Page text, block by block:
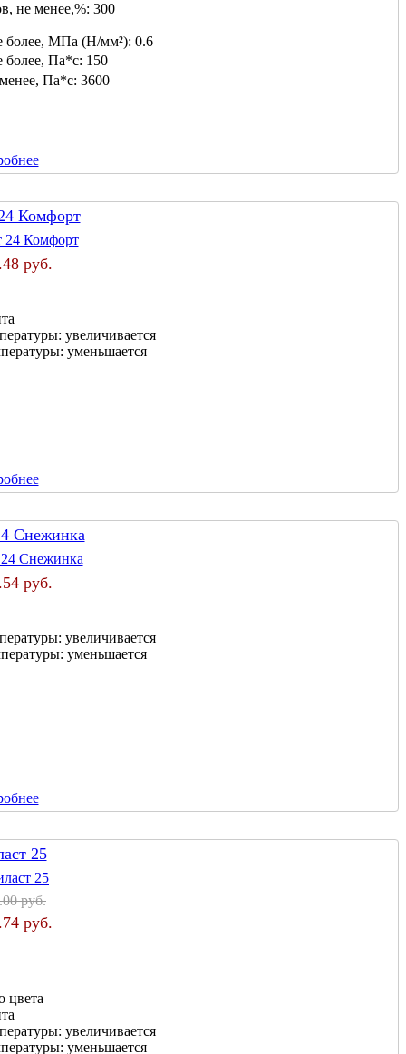
не менее,%: 300
более, МПа (Н/мм²): 0.6
более, Па*с: 150
Па*с: 3600
Комфорт
руб.
увеличивается
уменьшается
Снежинка
руб.
увеличивается
уменьшается
25
руб.
руб.
цвета
увеличивается
уменьшается